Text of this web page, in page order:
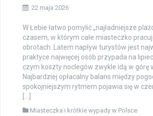
22 maja 2026
W Łebie łatwo pomylić „najładniejsze
czasem, w którym całe miasteczko
obrotach. Latem napływ turystów jest
praktyce najwięcej osób przypada na
czym koszty noclegów zwykle idą w górę
Najbardziej opłacalny balans między
spokojniejszym rytmem pojawia się w
[…]
Miasteczka i krótkie wypady w Polsce